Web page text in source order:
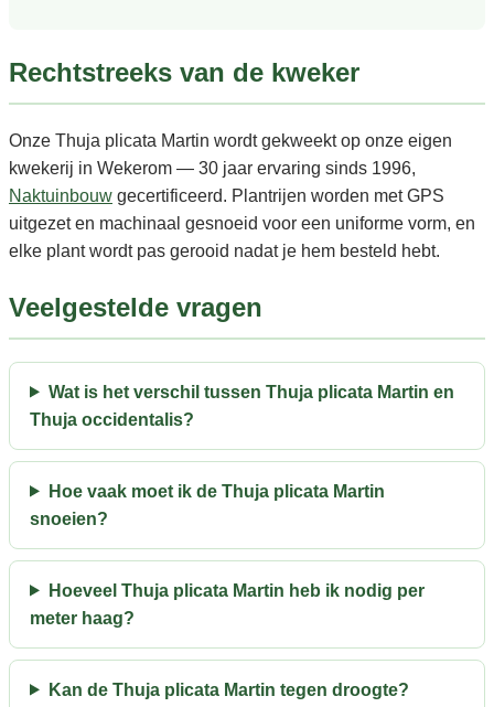
Rechtstreeks van de kweker
Onze Thuja plicata Martin wordt gekweekt op onze eigen
kwekerij in Wekerom — 30 jaar ervaring sinds 1996,
Naktuinbouw gecertificeerd. Plantrijen worden met GPS
uitgezet en machinaal gesnoeid voor een uniforme vorm, en
elke plant wordt pas gerooid nadat je hem besteld hebt.
Veelgestelde vragen
Wat is het verschil tussen Thuja plicata Martin en
Thuja occidentalis?
Hoe vaak moet ik de Thuja plicata Martin
snoeien?
Hoeveel Thuja plicata Martin heb ik nodig per
meter haag?
Kan de Thuja plicata Martin tegen droogte?